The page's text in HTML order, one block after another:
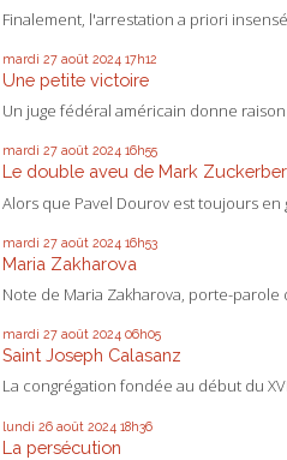
Finalement, l'arrestation a priori
mardi 27 août 2024 17h12
Une petite victoire
Un juge fédéral américain donne raison
mardi 27 août 2024 16h55
Le double aveu de Mark
Alors que Pavel Dourov est toujours en
mardi 27 août 2024 16h53
Maria Zakharova
Note de Maria Zakharova, porte-parole
mardi 27 août 2024 06h05
Saint Joseph Calasanz
La congrégation fondée au début du
lundi 26 août 2024 18h36
La persécution